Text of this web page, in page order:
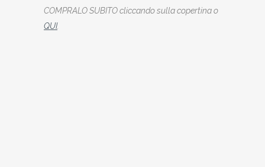
COMPRALO SUBITO cliccando sulla copertina o
QUI.